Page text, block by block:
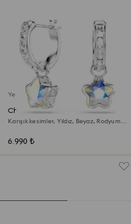
Yeni
Chroma damla küpeler
Karışık kesimler, Yıldız, Beyaz, Rodyum
6.990 ₺